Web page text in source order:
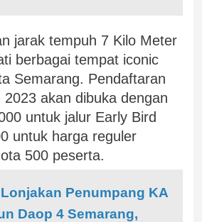
jarak tempuh 7 Kilo Meter
berbagai tempat iconic
Semarang. Pendaftaran
2023 akan dibuka dengan
untuk jalur Early Bird
untuk harga reguler
500 peserta.
Lonjakan Penumpang KA
Daop 4 Semarang,